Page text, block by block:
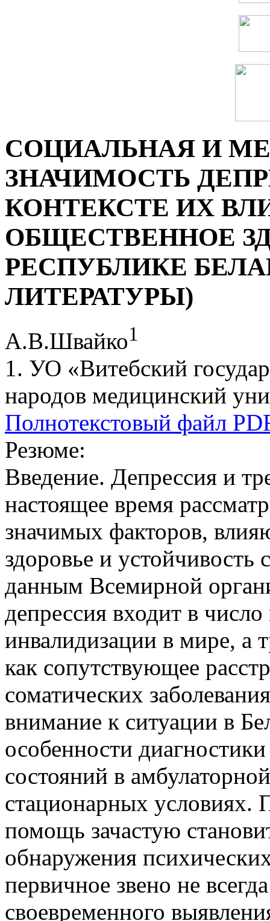
СОЦИАЛЬНАЯ И
ЗНАЧИМОСТЬ
КОНТЕКСТЕ ИХ
ОБЩЕСТВЕННОЕ
РЕСПУБЛИКЕ
ЛИТЕРАТУРЫ)
А.В.Швайко1
1. УО «Витебский
народов медицинский
Полнотекстовый файл
Резюме:
Введение. Депрессия и
настоящее время
значимых факторов,
здоровье и
данным Всемирной
депрессия входит в
инвалидизации в мире, а
как сопутствующее
соматических
внимание к ситуации в
особенности
состояний в
стационарных условиях.
помощь зачастую
обнаружения
первичное звено не
своевременного